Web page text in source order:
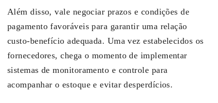
Além disso, vale negociar prazos e condições de
pagamento favoráveis para garantir uma relação
custo-benefício adequada. Uma vez estabelecidos os
fornecedores, chega o momento de implementar
sistemas de monitoramento e controle para
acompanhar o estoque e evitar desperdícios.